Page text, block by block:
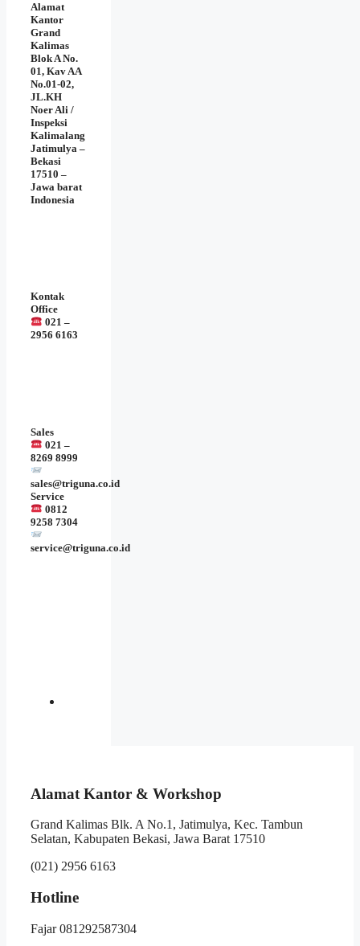
Alamat
Kantor
Grand
Kalimas
Blok A No.
01, Kav AA
No.01-02,
JL.KH
Noer Ali /
Inspeksi
Kalimalang
Jatimulya –
Bekasi
17510 –
Jawa barat
Indonesia
Kontak
Office
021 –
2956 6163
Sales
021 –
8269 8999
sales@triguna.co.id
Service
0812
9258 7304
service@triguna.co.id
Alamat Kantor & Workshop
Grand Kalimas Blk. A No.1, Jatimulya, Kec. Tambun
Selatan, Kabupaten Bekasi, Jawa Barat 17510
(021) 2956 6163
Hotline
Fajar 081292587304